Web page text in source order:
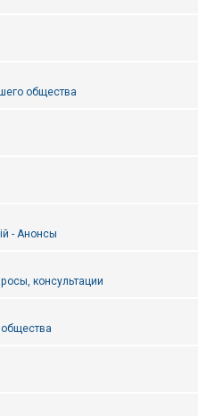
общества
- Анонсы
консультации